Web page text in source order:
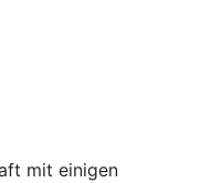
mit einigen